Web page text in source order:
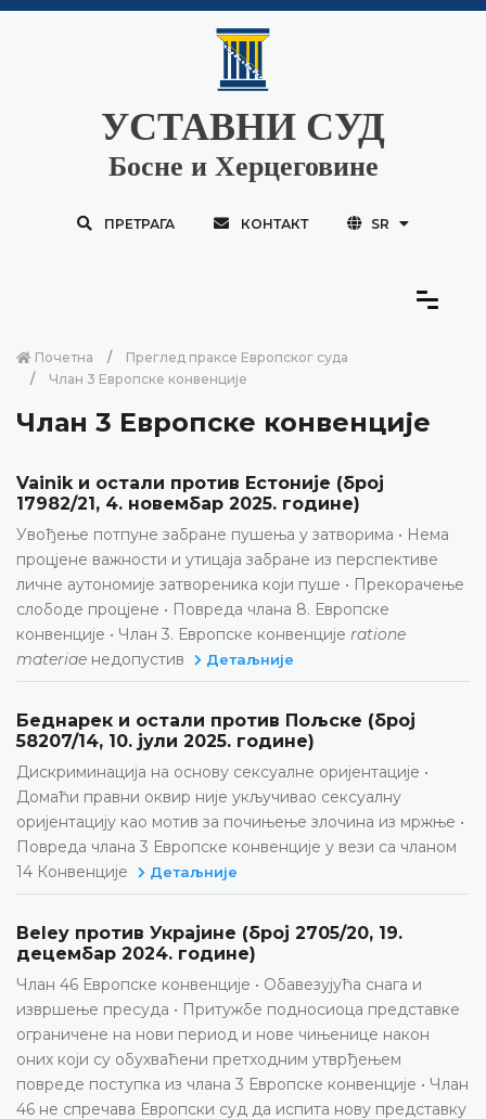
УСТАВНИ СУД
Босне и Херцеговине
ПРЕТРАГА КОНТАКТ SR
Почетна
Преглед праксе Европског суда
Члан 3 Европске конвенције
Члан 3 Европске конвенције
Vainik и остали против Естоније (број
17982/21, 4. новембар 2025. године)
Увођење потпуне забране пушења у затворима • Нема
процјене важности и утицаја забране из перспективе
личне аутономије затвореника који пуше • Прекорачење
слободе процјене • Повреда члана 8. Европске
конвенције • Члан 3. Европске конвенције ratione
materiae недопустив Детаљније
Беднарек и остали против Пољске (број
58207/14, 10. јули 2025. године)
Дискриминација на основу сексуалне оријентације •
Домаћи правни оквир није укључивао сексуалну
оријентацију као мотив за почињење злочина из мржње •
Повреда члана 3 Европске конвенције у вези са чланом
14 Конвенције
Детаљније
Beley против Украјине (број 2705/20, 19.
децембар 2024. године)
Члан 46 Европске конвенције • Обавезујућа снага и
извршење пресуда • Притужбе подносиоца представке
ограничене на нови период и нове чињенице након
оних који су обухваћени претходним утврђењем
повреде поступка из члана 3 Европске конвенције • Члан
46 не спречава Европски суд да испита нову представку